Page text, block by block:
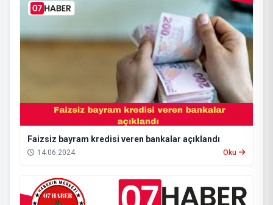
Faizsiz bayram kredisi veren bankalar açıklandı
14.06.2024 Oku